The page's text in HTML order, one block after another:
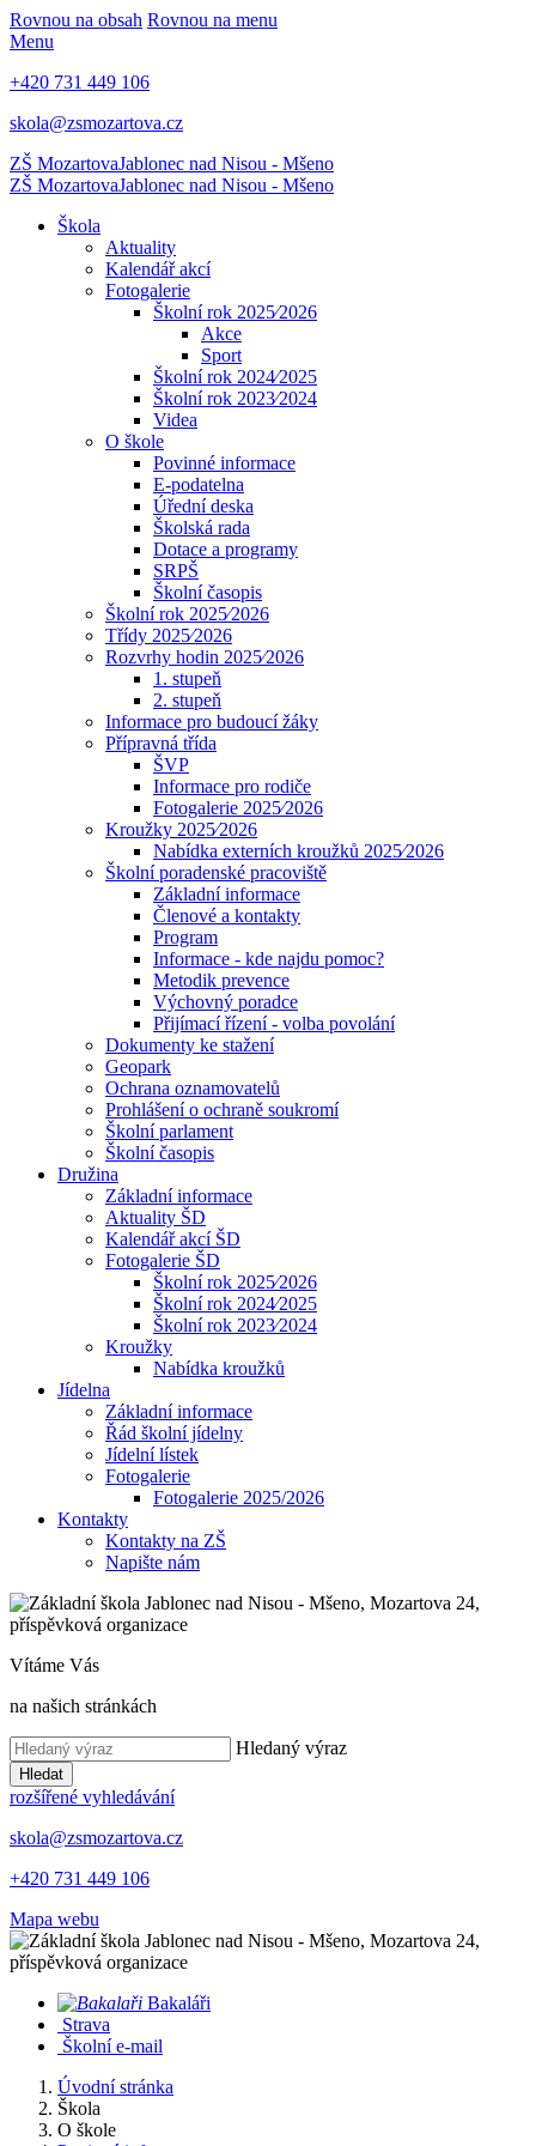
Rovnou na obsah Rovnou na menu
Menu
+420 731 449 106
skola@zsmozartova.cz
ZŠ MozartovaJablonec nad Nisou - Mšeno
ZŠ MozartovaJablonec nad Nisou - Mšeno
Škola
Aktuality
Kalendář akcí
Fotogalerie
Školní rok 2025⁄2026
Akce
Sport
Školní rok 2024⁄2025
Školní rok 2023⁄2024
Videa
O škole
Povinné informace
E-podatelna
Úřední deska
Školská rada
Dotace a programy
SRPŠ
Školní časopis
Školní rok 2025⁄2026
Třídy 2025⁄2026
Rozvrhy hodin 2025⁄2026
1. stupeň
2. stupeň
Informace pro budoucí žáky
Přípravná třída
ŠVP
Informace pro rodiče
Fotogalerie 2025⁄2026
Kroužky 2025⁄2026
Nabídka externích kroužků 2025⁄2026
Školní poradenské pracoviště
Základní informace
Členové a kontakty
Program
Informace - kde najdu pomoc?
Metodik prevence
Výchovný poradce
Přijímací řízení - volba povolání
Dokumenty ke stažení
Geopark
Ochrana oznamovatelů
Prohlášení o ochraně soukromí
Školní parlament
Školní časopis
Družina
Základní informace
Aktuality ŠD
Kalendář akcí ŠD
Fotogalerie ŠD
Školní rok 2025⁄2026
Školní rok 2024⁄2025
Školní rok 2023⁄2024
Kroužky
Nabídka kroužků
Jídelna
Základní informace
Řád školní jídelny
Jídelní lístek
Fotogalerie
Fotogalerie 2025/2026
Kontakty
Kontakty na ZŠ
Napište nám
Vítáme Vás
na našich stránkách
Hledaný výraz
Hledat
rozšířené vyhledávání
skola@zsmozartova.cz
+420 731 449 106
Mapa webu
Bakaláři
Strava
Školní e-mail
Úvodní stránka
Škola
O škole